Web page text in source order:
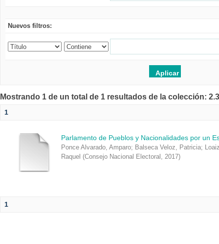
Nuevos filtros:
Mostrando 1 de un total de 1 resultados de la colección:
1
Parlamento de Pueblos y Nacionalidades por un
Ponce Alvarado, Amparo; Balseca Veloz, Patricia;
Raquel (Consejo Nacional Electoral , 2017)
1